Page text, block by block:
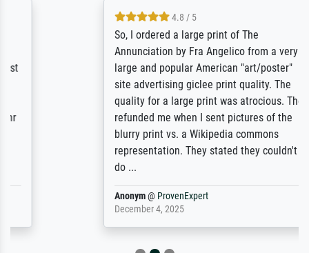
4.8 / 5
So, I ordered a large print of The
Annunciation by Fra Angelico from a very
large and popular American "art/poster"
site advertising giclee print quality. The
quality for a large print was atrocious. They
refunded me when I sent pictures of the
blurry print vs. a Wikipedia commons
representation. They stated they couldn't
ProvenExpert
December 4, 2025